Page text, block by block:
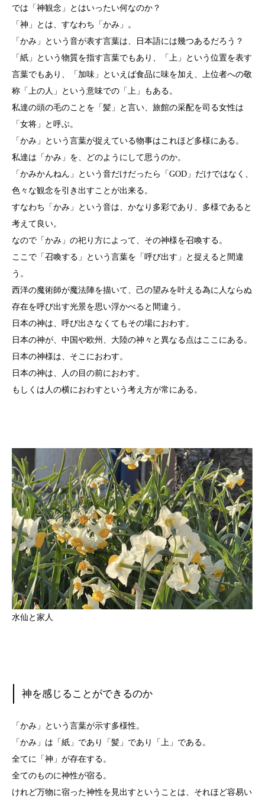
では「神観念」とはいったい何なのか？
「神」とは、すなわち「かみ」。
「かみ」という音が表す言葉は、日本語には幾つあるだろう？
「紙」という物質を指す言葉でもあり、「上」という位置を表す
言葉でもあり、「加味」といえば食品に味を加え、上位者への敬
称「上の人」という意味での「上」もある。
私達の頭の毛のことを「髪」と言い、旅館の采配を司る女性は
「女将」と呼ぶ。
「かみ」という言葉が捉えている物事はこれほど多様にある。
私達は「かみ」を、どのようにして思うのか。
「かみかんねん」という音だけだったら「GOD」だけではなく、
色々な観念を引き出すことが出来る。
すなわち「かみ」という音は、かなり多彩であり、多様であると
考えて良い。
なので「かみ」の祀り方によって、その神様を召喚する。
ここで「召喚する」という言葉を「呼び出す」と捉えると間違
う。
西洋の魔術師が魔法陣を描いて、己の望みを叶える為に人ならぬ
存在を呼び出す光景を思い浮かべると間違う。
日本の神は、呼び出さなくてもその場におわす。
日本の神が、中国や欧州、大陸の神々と異なる点はここにある。
日本の神様は、そこにおわす。
日本の神は、人の目の前におわす。
もしくは人の横におわすという考え方が常にある。
水仙と家人
神を感じることができるのか
「かみ」という言葉が示す多様性。
「かみ」は「紙」であり「髪」であり「上」である。
全てに「神」が存在する。
全てのものに神性が宿る。
けれど万物に宿った神性を見出すということは、それほど容易い